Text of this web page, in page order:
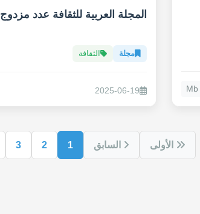
المجلة العربية للثقافة عدد مزدوج 69/70
مجلة الثقافة
2025-06-19
الأولى السابق 1
2
3